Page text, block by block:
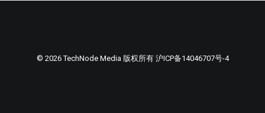
© 2026 TechNode Media 版权所有 沪ICP备14046707号-4